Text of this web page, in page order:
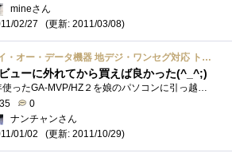
mineさん
02/27
(更新: 2011/03/08)
アイ・オー・データ機器 地デジ・ワンセグ対応 トランスコード搭載TVキャプチャー USBモデル「テレキング」 GV-MVP/FZ
ューに外れてから買えば良かった(^_^;)
1年使ったGA-MVP/HZ２を娘のパソコンに引っ越しさせました。というのも、機能的には満足いく商品でしたが、録画がDRモードのみで、当方はPCで録画...
35
0
ナンチャンさん
01/02
(更新: 2011/10/29)